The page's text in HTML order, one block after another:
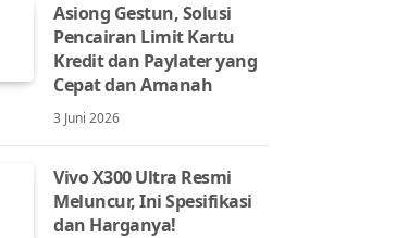
Asiong Gestun, Solusi
Pencairan Limit Kartu
Kredit dan Paylater yang
Cepat dan Amanah
3 Juni 2026
Vivo X300 Ultra Resmi
Meluncur, Ini Spesifikasi
dan Harganya!